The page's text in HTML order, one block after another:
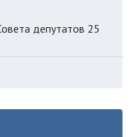
депутатов 25